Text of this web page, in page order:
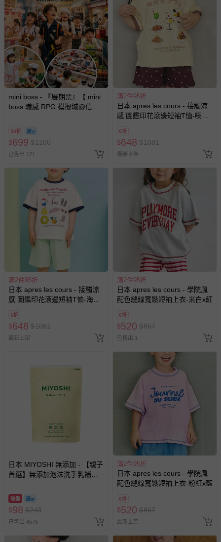
mini boss - 『展期票』【 mini
boss 職感 RPG 模擬城@信義
換，依現場梯次安排入場，逾
期作廢) (兒童票(2歲以上)贈一
名陪伴成人)
58折
$699 $1200
已售出 121
滿2件95折
日本 apres les cours - 接觸涼
感 圖鑑印花滾邊短袖T恤-喫茶
6折
$648 $1081
最新上架
滿2件95折
日本 apres les cours - 接觸涼
感 圖鑑印花滾邊短袖T恤-海邊
6折
$648 $1081
最新上架
滿2件95折
日本 apres les cours - 學院風
配色縫線寬鬆短袖上衣-米白x紅
6折
$520 $867
已售出 1
日本 MIYOSHI 無添加 - 【親子
首選】無添加泡沫洗手乳補充
破盤
$98 $240
已售出 4575
滿2件95折
日本 apres les cours - 學院風
配色縫線寬鬆短袖上衣-粉紅x藍
6折
$520 $867
最新上架